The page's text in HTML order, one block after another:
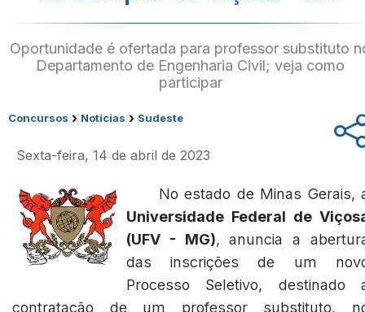
Oportunidade é ofertada para professor substituto
Departamento de Engenharia Civil; veja como
participar
Concursos › Notícias › Sudeste
Sexta-feira, 14 de abril de 2023
No estado de Minas Gerais,
Universidade Federal de
(UFV - MG), anuncia a
das inscrições de um
Processo Seletivo, destinado
contratação de um professor substituto,